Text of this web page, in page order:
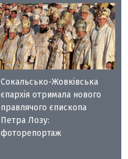
Сокальсько-Жовківська
єпархія отримала нового
правлячого єпископа
Петра Лозу:
фоторепортаж